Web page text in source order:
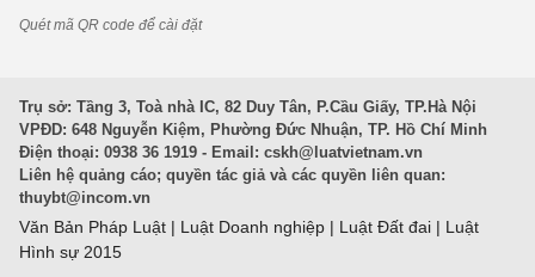
Quét mã QR code để cài đặt
Trụ sở: Tầng 3, Toà nhà IC, 82 Duy Tân, P.Cầu Giấy, TP.Hà Nội
VPĐD: 648 Nguyễn Kiệm, Phường Đức Nhuận, TP. Hồ Chí Minh
Điện thoại: 0938 36 1919 - Email: cskh@luatvietnam.vn
Liên hệ quảng cáo; quyền tác giả và các quyền liên quan:
thuybt@incom.vn
Văn Bản Pháp Luật | Luật Doanh nghiệp | Luật Đất đai | Luật
Hình sự 2015